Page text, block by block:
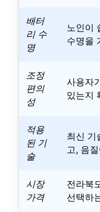
배터
리 수
명
노인이
수명을
조정
편의
성
사용자
있는지
적용
된 기
술
최신 기
고, 음
시장
가격
전라북
선택하